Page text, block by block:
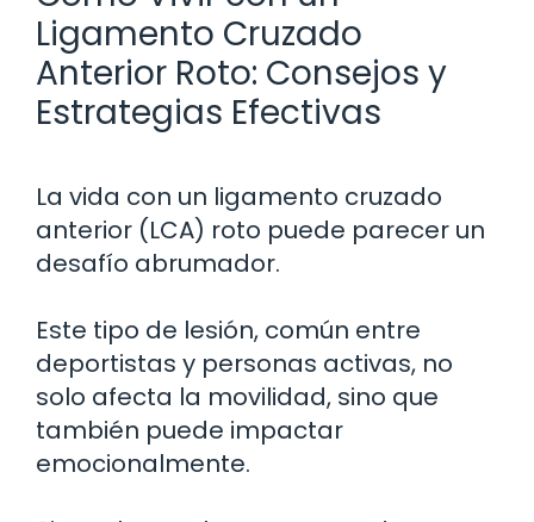
Ligamento Cruzado
Anterior Roto: Consejos y
Estrategias Efectivas
La vida con un ligamento cruzado
anterior (LCA) roto puede parecer un
desafío abrumador.
Este tipo de lesión, común entre
deportistas y personas activas, no
solo afecta la movilidad, sino que
también puede impactar
emocionalmente.